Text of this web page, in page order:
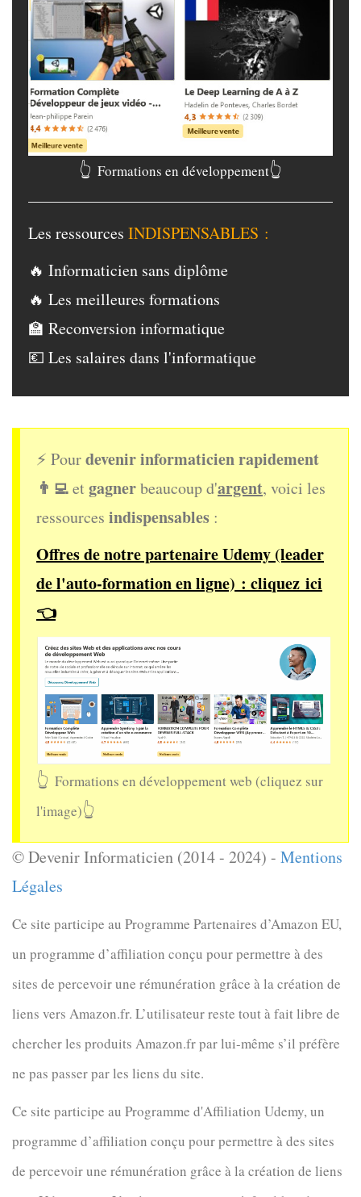
👆 Formations en développement👆
Les ressources INDISPENSABLES :
🔥 Informaticien sans diplôme
🔥 Les meilleures formations
🏫 Reconversion informatique
💶 Les salaires dans l'informatique
⚡ Pourdevenir informaticien rapidement
👨‍💻etgagnerbeaucoup d'argent, voici les
ressources indispensables :
Offres de notre partenaireUdemy (leader
de l'auto-formation en ligne) : cliquez ici
👈
👆 Formations en développement web (cliquez sur
l'image)👆
© Devenir Informaticien (2014 - 2024) - Mentions
Légales
Ce site participe au Programme Partenaires d’Amazon EU,
un programme d’affiliation conçu pour permettre à des
sites de percevoir une rémunération grâce à la création de
liens vers Amazon.fr. L’utilisateur reste tout à fait libre de
chercher les produits Amazon.fr par lui-même s’il préfère
ne pas passer par les liens du site.
Ce site participe au Programme d'Affiliation Udemy, un
programme d’affiliation conçu pour permettre à des sites
de percevoir une rémunération grâce à la création de liens